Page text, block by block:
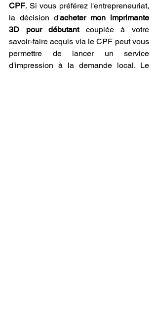
CPF. Si vous préférez l'entrepreneuriat,
la décision d'acheter mon imprimante
3D pour débutant couplée à votre
savoir-faire acquis via le CPF peut vous
permettre de lancer un service
d'impression à la demande local. Le